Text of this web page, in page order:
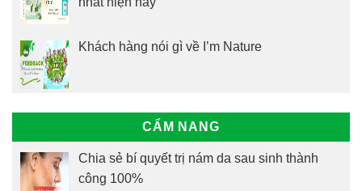
Khách hàng nói gì về I’m Nature
CẨM NANG
Chia sẻ bí quyết trị nám da sau sinh thành
công 100%